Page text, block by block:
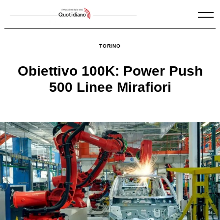
TORINO
Obiettivo 100K: Power Push
500 Linee Mirafiori